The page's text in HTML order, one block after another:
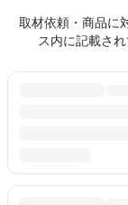
取材依頼・商品に
ス内に記載さ